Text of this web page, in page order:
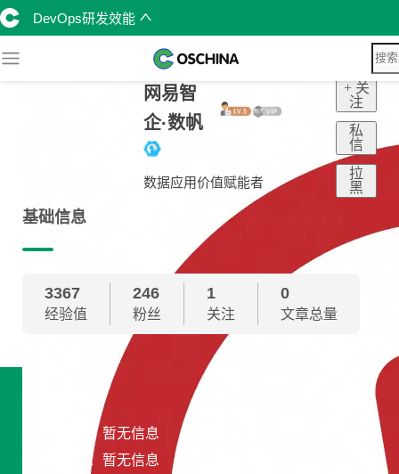
DevOps研发效能
网易智
企·数帆
数据应用价值赋能者
+ 关
注
私
信
拉
黑
基础信息
3367
经验值
246
粉丝
1
关注
0
文章总量
专长领域：暂无信息
开发平台：暂无信息